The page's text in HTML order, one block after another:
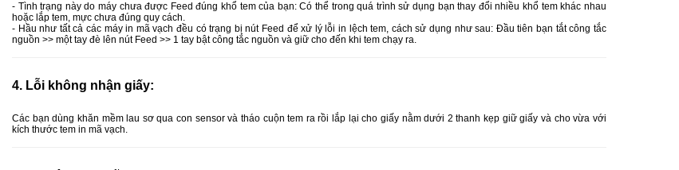
- Tình trạng này do máy chưa được Feed đúng khổ tem của bạn: Có thể trong quá trình sử dụng bạn thay đổi nhiều khổ tem khác nhau
hoặc lắp tem, mực chưa đúng quy cách.
- Hầu như tất cả các máy in mã vạch đều có trạng bị nút Feed để xử lý lỗi in lệch tem, cách sử dụng như sau: Đầu tiên bạn tắt công tắc
nguồn >> một tay đè lên nút Feed >> 1 tay bật công tắc nguồn và giữ cho đến khi tem chạy ra.
4. Lỗi không nhận giấy:
Các bạn dùng khăn mềm lau sơ qua con sensor và tháo cuộn tem ra rồi lắp lại cho giấy nằm dưới 2 thanh kẹp giữ giấy và cho vừa với
kích thước tem in mã vạch.